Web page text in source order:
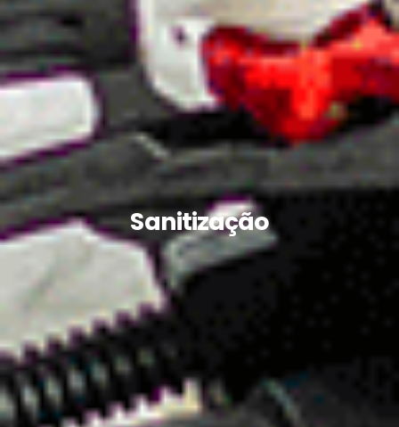
Sanitização